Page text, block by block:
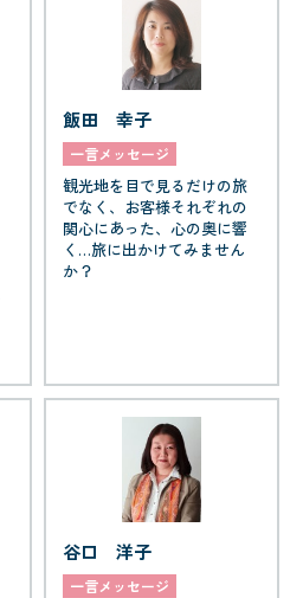
飯田 幸子
一言メッセージ
観光地を目で見るだけの旅
でなく、お客様それぞれの
関心にあった、心の奥に響
く…旅に出かけてみません
か？
谷口 洋子
一言メッセージ